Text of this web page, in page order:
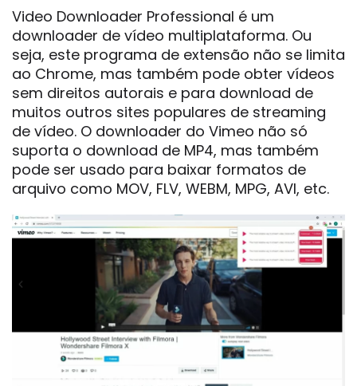
Video Downloader Professional é um
downloader de vídeo multiplataforma. Ou
seja, este programa de extensão não se limita
ao Chrome, mas também pode obter vídeos
sem direitos autorais e para download de
muitos outros sites populares de streaming
de vídeo. O downloader do Vimeo não só
suporta o download de MP4, mas também
pode ser usado para baixar formatos de
arquivo como MOV, FLV, WEBM, MPG, AVI, etc.